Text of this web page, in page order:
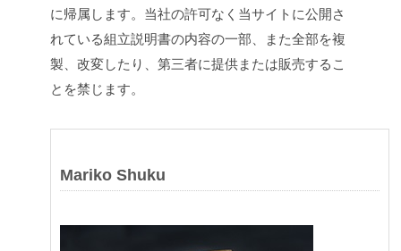
に帰属します。当社の許可なく当サイトに公開さ
れている組立説明書の内容の一部、また全部を複
製、改変したり、第三者に提供または販売するこ
とを禁じます。
Mariko Shuku